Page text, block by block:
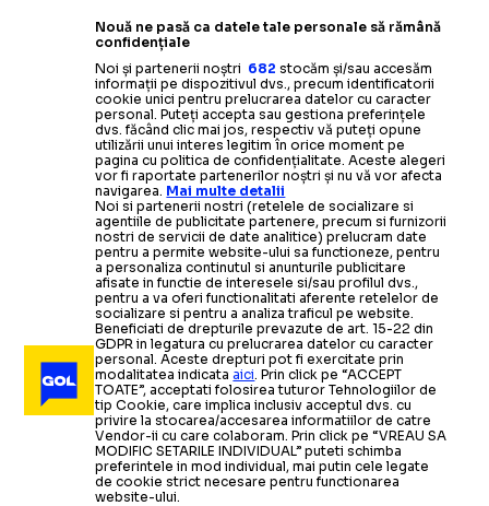
Nouă ne pasă ca datele tale personale să rămână
confidențiale
Noi și partenerii noștri 682 stocăm și/sau accesăm
informații pe dispozitivul dvs., precum identificatorii
cookie unici pentru prelucrarea datelor cu caracter
personal. Puteți accepta sau gestiona preferințele
dvs. făcând clic mai jos, respectiv vă puteți opune
utilizării unui interes legitim în orice moment pe
pagina cu politica de confidențialitate. Aceste alegeri
vor fi raportate partenerilor noștri și nu vă vor afecta
navigarea. Mai multe detalii
Noi si partenerii nostri (retelele de socializare si
agentiile de publicitate partenere, precum si furnizorii
nostri de servicii de date analitice) prelucram date
pentru a permite website-ului sa functioneze, pentru
a personaliza continutul si anunturile publicitare
afisate in functie de interesele si/sau profilul dvs.,
pentru a va oferi functionalitati aferente retelelor de
socializare si pentru a analiza traficul pe website.
Beneficiati de drepturile prevazute de art. 15-22 din
GDPR in legatura cu prelucrarea datelor cu caracter
personal. Aceste drepturi pot fi exercitate prin
modalitatea indicataaici. Prin click pe “ACCEPT
TOATE”, acceptati folosirea tuturor Tehnologiilor de
tip Cookie, care implica inclusiv acceptul dvs. cu
privire la stocarea/accesarea informatiilor de catre
Vendor-ii cu care colaboram. Prin click pe “VREAU SA
MODIFIC SETARILE INDIVIDUAL” puteti schimba
preferintele in mod individual, mai putin cele legate
de cookie strict necesare pentru functionarea
website-ului.